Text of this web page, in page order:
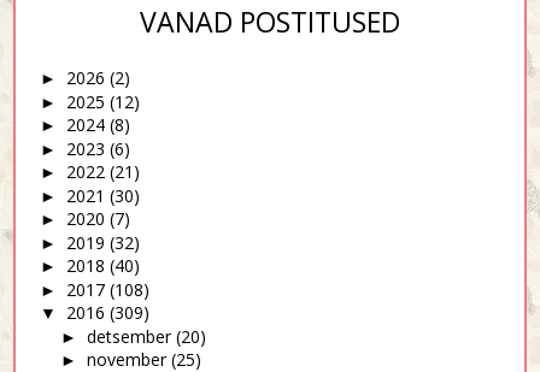
VANAD POSTITUSED
► 2026 (2)
► 2025 (12)
► 2024 (8)
► 2023 (6)
► 2022 (21)
► 2021 (30)
► 2020 (7)
► 2019 (32)
► 2018 (40)
► 2017 (108)
▼ 2016 (309)
► detsember (20)
► november (25)